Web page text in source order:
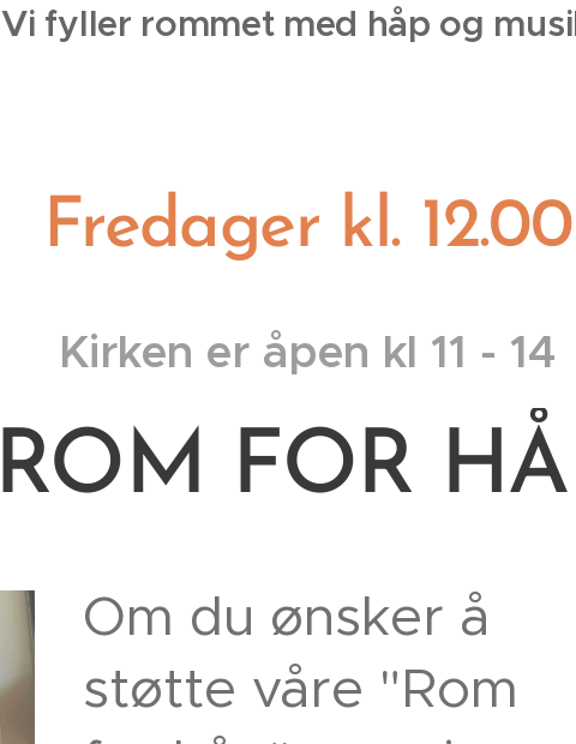
Vi fyller rommet med håp og
Fredager kl. 12.00
Kirken er åpen kl 11 - 14
ROM FOR
Om du ønsker å
støtte våre "Rom